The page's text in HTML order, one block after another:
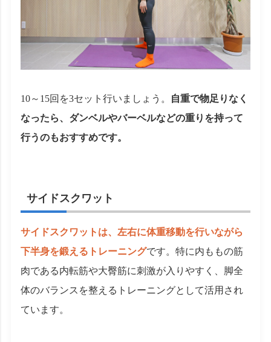
10～15回を3セット行いましょう。 自重で物足りなく
なったら、ダンベルやバーベルなどの重りを持って
行うのもおすすめです。
サイドスクワット
サイドスクワットは、左右に体重移動を行いながら
下半身を鍛えるトレーニングです。特に内ももの筋
肉である内転筋や大臀筋に刺激が入りやすく、脚全
体のバランスを整えるトレーニングとして活用され
ています。